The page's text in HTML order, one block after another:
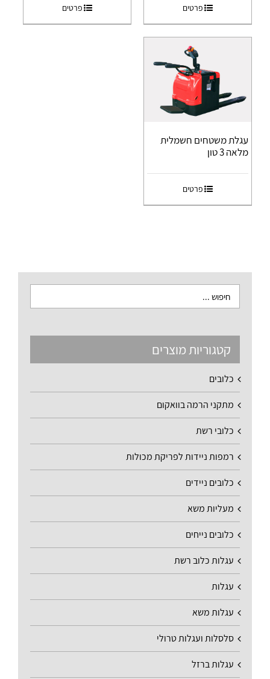
פרטים פרטים
עגלת משטחים חשמלית
מלאה 3 טון
פרטים
קטגוריות מוצרים
כלובים
מתקני הרמה בוואקום
כלובי רשת
רמפות ניידות לפריקת מכולות
כלובים ניידים
מעליות משא
כלובים נייחים
עגלות כלוב רשת
עגלות
עגלות משא
סלסלות ועגלות טרולי
עגלות ברזל